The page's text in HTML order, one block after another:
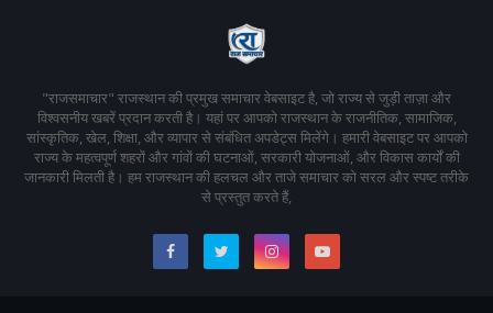
"राजसमाचार" राजस्थान की प्रमुख समाचार वेबसाइट है, जो राज्य से जुड़ी ताज़ा और
विश्वसनीय खबरें प्रदान करती है। यहां पर आपको राजस्थान के राजनीतिक, सामाजिक,
सांस्कृतिक, खेल, शिक्षा, और व्यापार से संबंधित अपडेट्स मिलेंगे। हमारी वेबसाइट पर आपको
राज्य के महत्वपूर्ण शहरों और गांवों की घटनाओं, सरकारी योजनाओं, और विकास कार्यों की
जानकारी मिलती है। हम राजस्थान की हलचल और ताजे समाचार को सरल और स्पष्ट तरीके
से प्रस्तुत करते हैं,